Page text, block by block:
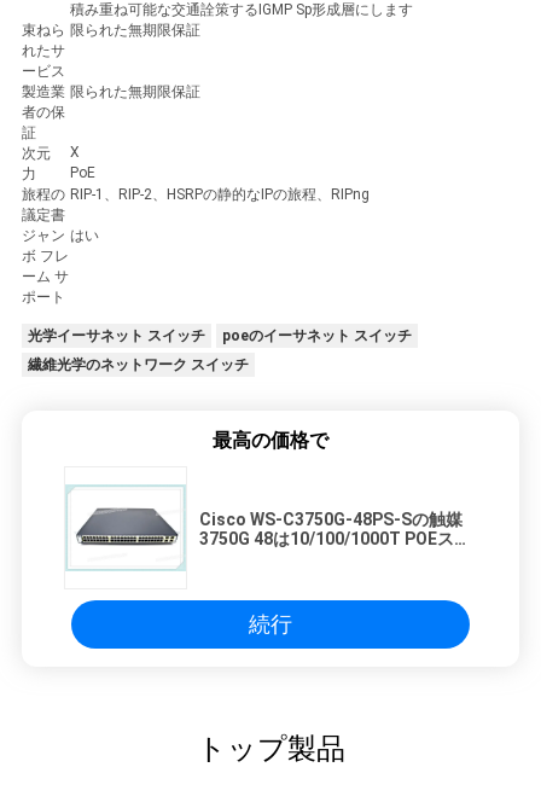
積み重ね可能な交通詮策するIGMP Sp形成層にします
束ねら
れたサ
ービス
限られた無期限保証
製造業
者の保
証
限られた無期限保証
次元
X
力
PoE
旅程の
議定書
RIP-1、RIP-2、HSRPの静的なIPの旅程、RIPng
ジャン
ボ フレ
ーム サ
ポート
はい
光学イーサネット スイッチ
poeのイーサネット スイッチ
繊維光学のネットワーク スイッチ
最高の価格で
Cisco WS-C3750G-48PS-Sの触媒
3750G 48は10/100/1000T POEスイ
続行
トップ製品